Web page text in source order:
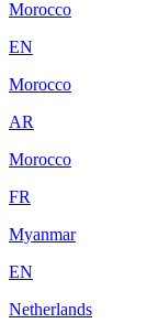
Morocco
EN
Morocco
AR
Morocco
FR
Myanmar
EN
Netherlands